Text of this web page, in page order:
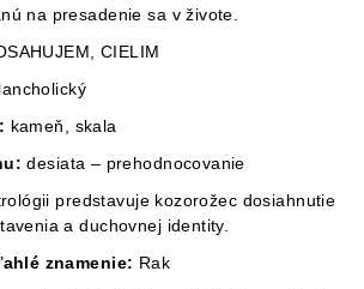
na presadenie sa v živote.
CIELIM
kameň, skala
desiata – prehodnocovanie
predstavuje kozorožec dosiahnutie
a duchovnej identity.
znamenie: Rak